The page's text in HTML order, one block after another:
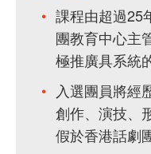
課程由超過25
團教育中心主
極推廣具系統
入選團員將經
創作、演技、
假於香港話劇